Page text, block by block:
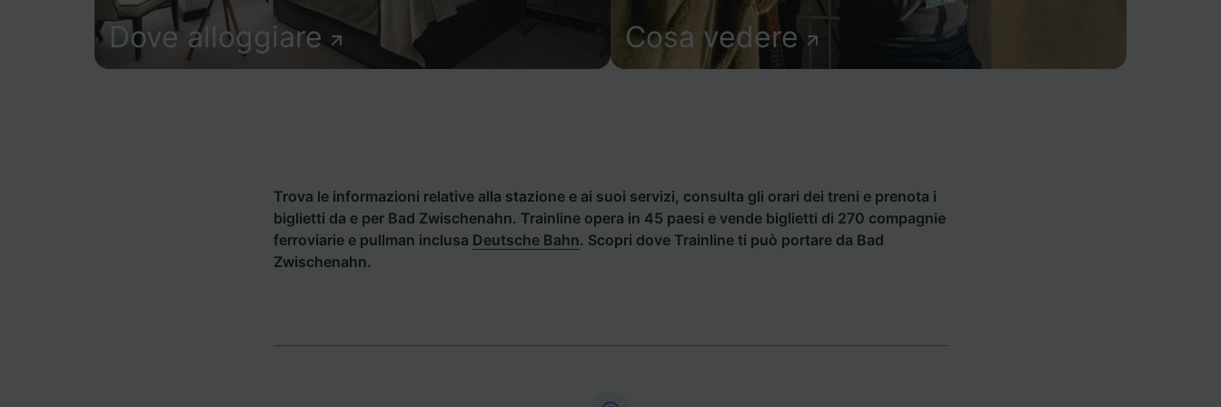
Dove alloggiare Cosa vedere
Trova le informazioni relative alla stazione e ai suoi servizi, consulta gli orari dei treni e prenota i
biglietti da e per Bad Zwischenahn. Trainline opera in 45 paesi e vende biglietti di 270 compagnie
ferroviarie e pullman inclusa Deutsche Bahn. Scopri dove Trainline ti può portare da Bad
Zwischenahn.